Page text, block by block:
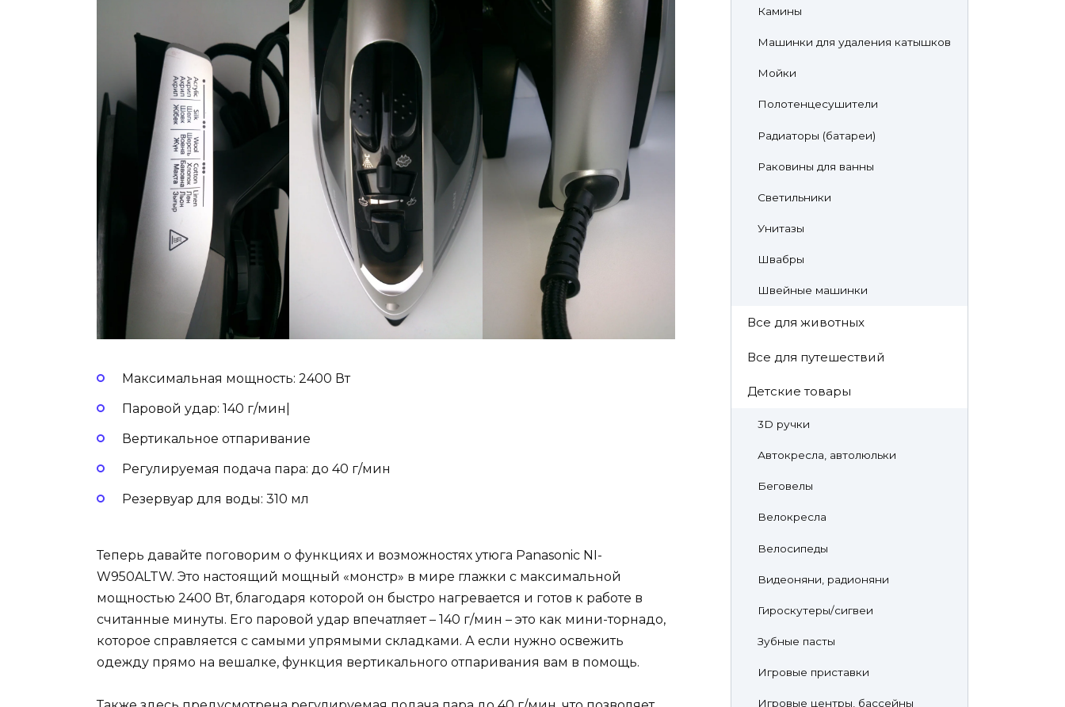
Максимальная мощность: 2400 Вт
Паровой удар: 140 г/мин|
Вертикальное отпаривание
Регулируемая подача пара: до 40 г/мин
Резервуар для воды: 310 мл
Теперь давайте поговорим о функциях и возможностях утюга Panasonic NI-
W950ALTW. Это настоящий мощный «монстр» в мире глажки с максимальной
мощностью 2400 Вт, благодаря которой он быстро нагревается и готов к работе в
считанные минуты. Его паровой удар впечатляет – 140 г/мин – это как мини-торнадо,
которое справляется с самыми упрямыми складками. А если нужно освежить
одежду прямо на вешалке, функция вертикального отпаривания вам в помощь.
Камины
Машинки для удаления катышков
Мойки
Полотенцесушители
Радиаторы (батареи)
Раковины для ванны
Светильники
Унитазы
Швабры
Швейные машинки
Все для животных
Все для путешествий
Детские товары
3D ручки
Автокресла, автолюльки
Беговелы
Велокресла
Велосипеды
Видеоняни, радионяни
Гироскутеры/сигвеи
Зубные пасты
Игровые приставки
Игровые центры, бассейны